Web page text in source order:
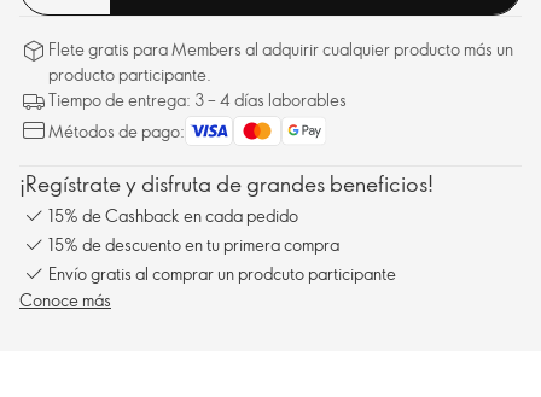
Flete gratis para Members al adquirir cualquier producto más un
producto participante.
Tiempo de entrega: 3 – 4 días laborables
Métodos de pago:
¡Regístrate y disfruta de grandes beneficios!
15% de Cashback en cada pedido
15% de descuento en tu primera compra
Envío gratis al comprar un prodcuto participante
Conoce más